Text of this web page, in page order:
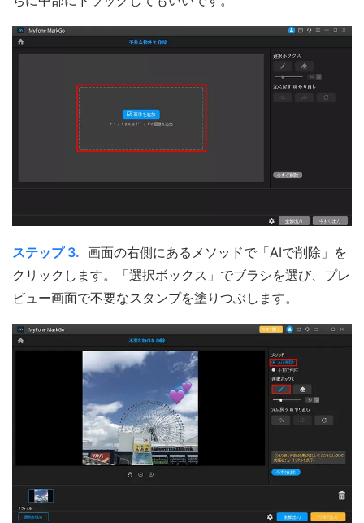
ステップ 3. 画面の右側にあるメソッドで「AIで削除」を
クリックします。「選択ボックス」でブラシを選び、プレ
ビュー画面で不要なスタンプを塗りつぶします。